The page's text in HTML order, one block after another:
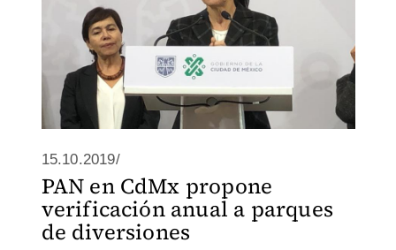
15.10.2019/
PAN en CdMx propone
verificación anual a parques
de diversiones